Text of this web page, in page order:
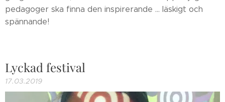
pedagoger ska finna den inspirerande ... läskigt och
spännande!
Lyckad festival
17.03.2019